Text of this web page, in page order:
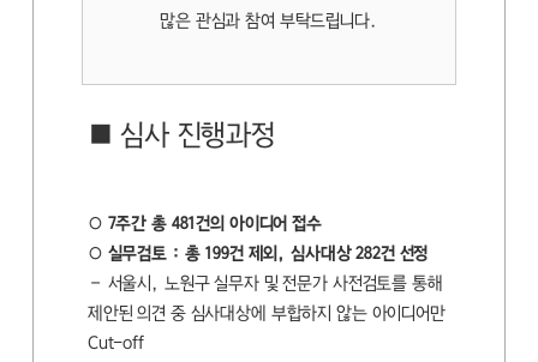
많은 관심과 참여 부탁드립니다.
■ 심사 진행과정
○ 7주간 총 481건의 아이디어 접수
○ 실무검토 : 총 199건 제외, 심사대상 282건 선정
– 서울시, 노원구 실무자 및 전문가 사전검토를 통해
제안된 의견 중 심사대상에 부합하지 않는 아이디어만
Cut-off